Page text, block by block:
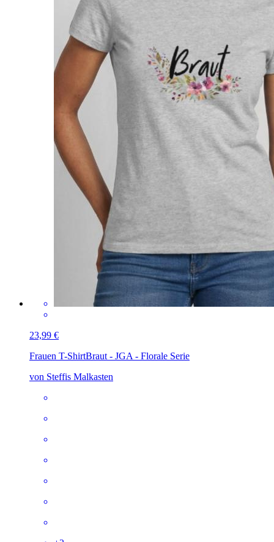
23,99 €
Frauen T-ShirtBraut - JGA - Florale Serie
von Steffis Malkasten